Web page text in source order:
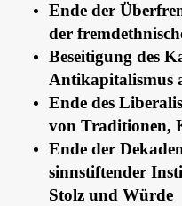
Ende der
der
Beseitigung des
Antikapitalismus
Ende des
von Traditionen,
Ende der
sinnstiftender
Stolz und Würde